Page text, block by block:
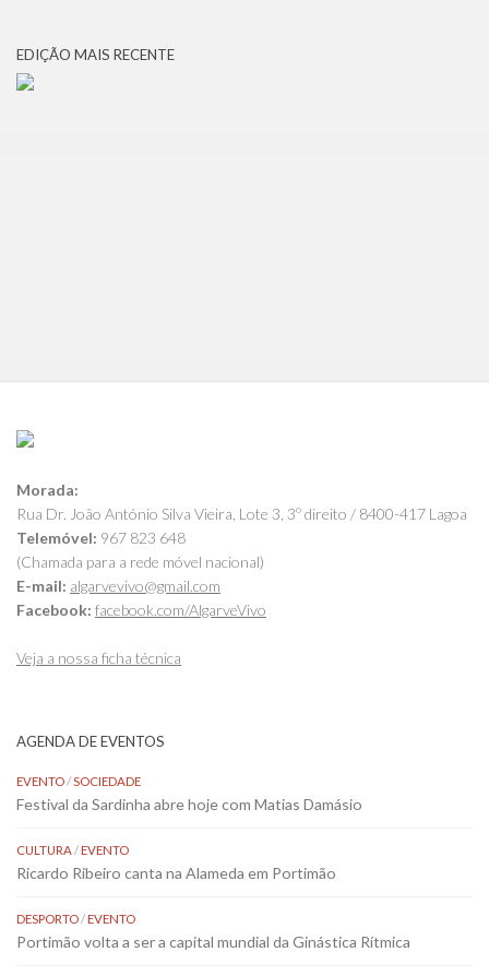
EDIÇÃO MAIS RECENTE
Morada:
Rua Dr. João António Silva Vieira, Lote 3, 3º direito / 8400-417 Lagoa
Telemóvel: 967 823 648
(Chamada para a rede móvel nacional)
E-mail: algarvevivo@gmail.com
Facebook: facebook.com/AlgarveVivo
Veja a nossa ficha técnica
AGENDA DE EVENTOS
EVENTO/SOCIEDADE
Festival da Sardinha abre hoje com Matias Damásio
CULTURA/EVENTO
Ricardo Ribeiro canta na Alameda em Portimão
DESPORTO/EVENTO
Portimão volta a ser a capital mundial da Ginástica Rítmica